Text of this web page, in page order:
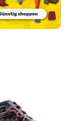
Boulder X'